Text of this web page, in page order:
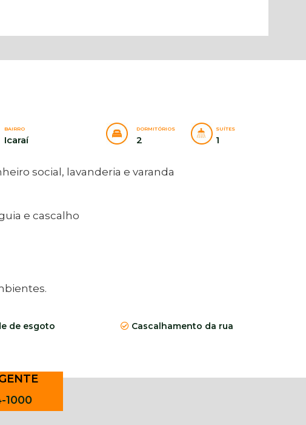
BAIRRO
Icaraí
DORMITÓRIOS
2
SUÍTES
1
social, lavanderia e varanda
e cascalho
de esgoto
Cascalhamento da rua
1000